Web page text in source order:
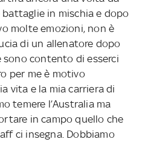
in mischia e dopo
molte emozioni, non è
di un allenatore dopo
contento di esserci
per me è motivo
vita e la mia carriera di
temere l’Australia ma
in campo quello che
ci insegna. Dobbiamo